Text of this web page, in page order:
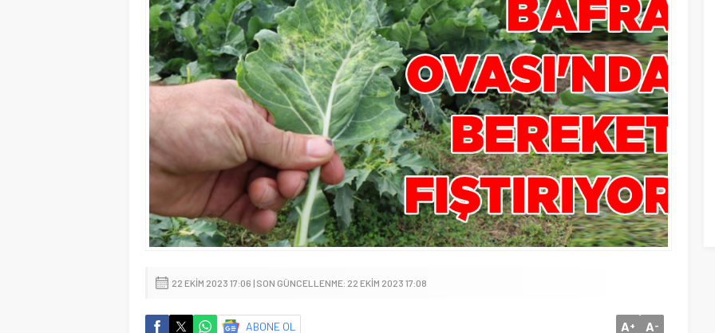
22 EKIM 2023 17:06 | SON GÜNCELLENME: 22 EKIM 2023 17:08
ABONE OL A+ A-